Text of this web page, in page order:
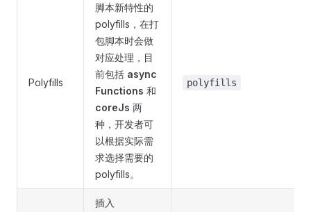
Polyfills
脚本新特性的
polyfills，在打
包脚本时会做
对应处理，目
前包括 async
Functions 和
coreJs 两
种，开发者可
以根据实际需
求选择需要的
polyfills。
polyfills
插入